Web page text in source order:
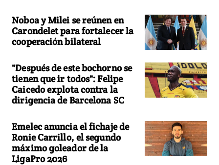
Noboa y Milei se reúnen en
Carondelet para fortalecer la
cooperación bilateral
"Después de este bochorno se
tienen que ir todos": Felipe
Caicedo explota contra la
dirigencia de Barcelona SC
Emelec anuncia el fichaje de
Ronie Carrillo, el segundo
máximo goleador de la
LigaPro 2026